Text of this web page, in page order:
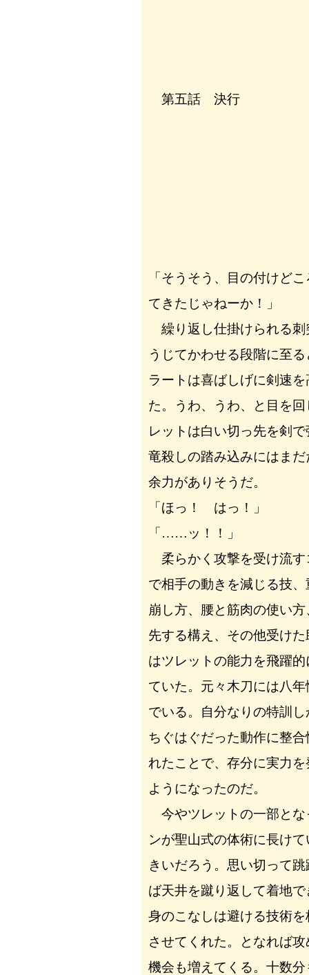
第五話 決行
「そうそう、目の付けど
てきたじゃねーか！」
繰り返し仕掛けられる刺
うじてかわせる段階に至
ラートは喜ばしげに剣速
た。うわ、うわ、と目を
レットは白い切っ先を剣
竜殺しの踏み込みにはま
余力がありそうだ。
「ほっ！ はっ！」
「……ッ！！」
柔らかく攻撃を受け流す
で相手の動きを減じる技
崩し方、腰と筋肉の使い
先する構え、その他受け
はツレットの能力を飛躍
ていた。元々木刀には八
でいる。自分なりの特訓
ちぐはぐだった動作に整
れたことで、存分に実力
ようになったのだ。
今やツレットの一部とな
ンが聖山式の体術に長け
きいだろう。思い切って
ば天井を蹴り返して着地
身のこなしは避ける技術
させてくれた。となれば
機会も増えてくる。十数